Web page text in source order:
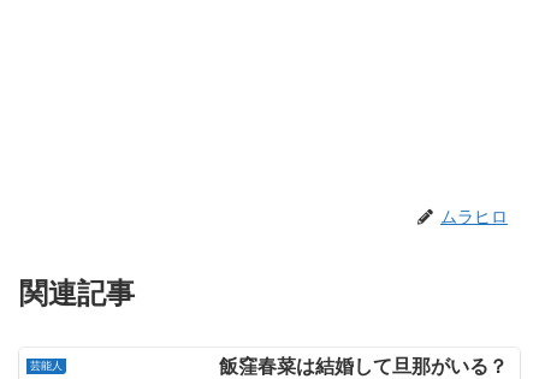
ムラヒロ
関連記事
芸能人
飯窪春菜は結婚して旦那がいる？